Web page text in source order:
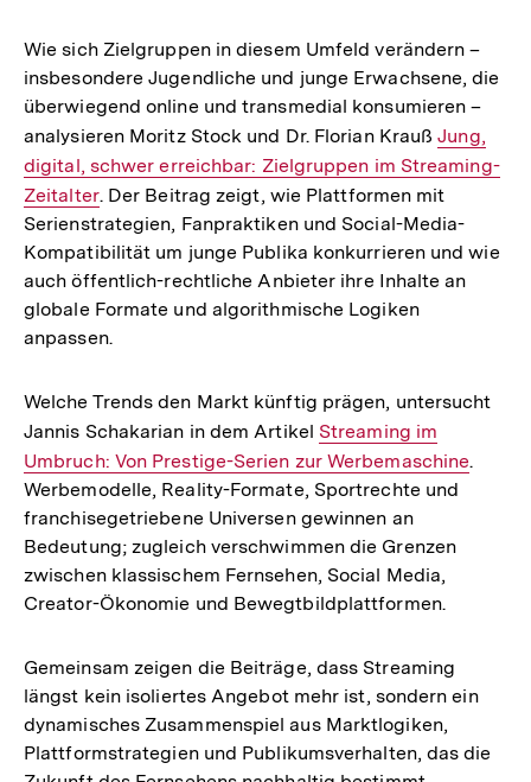
Wie sich Zielgruppen in diesem Umfeld verändern –
insbesondere Jugendliche und junge Erwachsene, die
überwiegend online und transmedial konsumieren –
analysieren Moritz Stock und Dr. Florian KraußInterner
Link:
Jung,
digital, schwer erreichbar: Zielgruppen im Streaming-
Zeitalter. Der Beitrag zeigt, wie Plattformen mit
Serienstrategien, Fanpraktiken und Social-Media-
Kompatibilität um junge Publika konkurrieren und wie
auch öffentlich-rechtliche Anbieter ihre Inhalte an
globale Formate und algorithmische Logiken
anpassen.
Welche Trends den Markt künftig prägen, untersucht
Jannis Schakarian in dem Artikel Interner
Link:
Streaming im
Umbruch: Von Prestige-Serien zur Werbemaschine.
Werbemodelle, Reality-Formate, Sportrechte und
franchisegetriebene Universen gewinnen an
Bedeutung; zugleich verschwimmen die Grenzen
zwischen klassischem Fernsehen, Social Media,
Creator-Ökonomie und Bewegtbildplattformen.
Gemeinsam zeigen die Beiträge, dass Streaming
längst kein isoliertes Angebot mehr ist, sondern ein
dynamisches Zusammenspiel aus Marktlogiken,
Plattformstrategien und Publikumsverhalten, das die